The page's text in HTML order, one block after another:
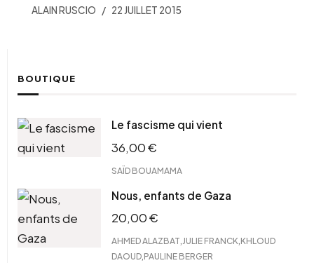
ALAIN RUSCIO 22 JUILLET 2015
BOUTIQUE
Le fascisme qui vient
36,00€
SAÏD BOUAMAMA
Nous, enfants de Gaza
20,00€
AHMED ALAZBAT JULIE FRANCK KHLOUD
DAOUD PAULINE BERGER